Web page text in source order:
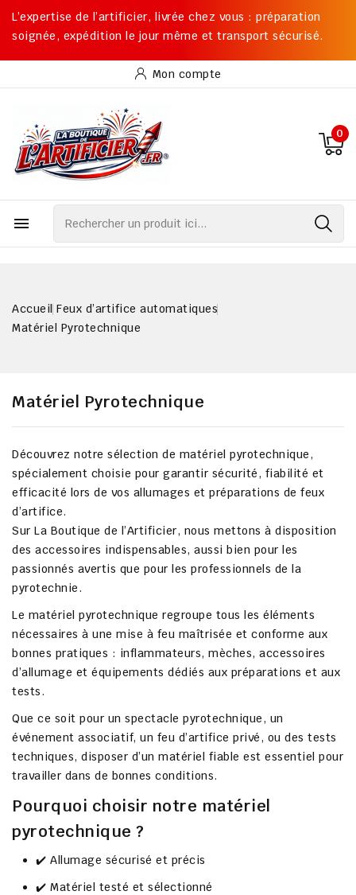
L’expertise de l’artificier, livrée chez vous : préparation
soignée, expédition le jour même et transport sécurisé.
Mon compte
0

Accueil Feux d’artifice automatiques
Matériel Pyrotechnique
Matériel Pyrotechnique
Découvrez notre sélection de matériel pyrotechnique,
spécialement choisie pour garantir sécurité, fiabilité et
efficacité lors de vos allumages et préparations de feux
d’artifice.
Sur La Boutique de l’Artificier, nous mettons à disposition
des accessoires indispensables, aussi bien pour les
passionnés avertis que pour les professionnels de la
pyrotechnie.
Le matériel pyrotechnique regroupe tous les éléments
nécessaires à une mise à feu maîtrisée et conforme aux
bonnes pratiques : inflammateurs, mèches, accessoires
d’allumage et équipements dédiés aux préparations et aux
tests.
Que ce soit pour un spectacle pyrotechnique, un
événement associatif, un feu d’artifice privé, ou des tests
techniques, disposer d’un matériel fiable est essentiel pour
travailler dans de bonnes conditions.
Pourquoi choisir notre matériel
pyrotechnique ?
✔️ Allumage sécurisé et précis
✔️ Matériel testé et sélectionné